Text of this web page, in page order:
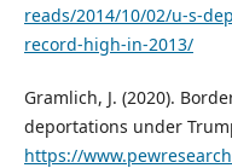
reads/2014/10/02/u-s-
record-high-in-2013/
Gramlich, J. (2020).
deportations under
https://